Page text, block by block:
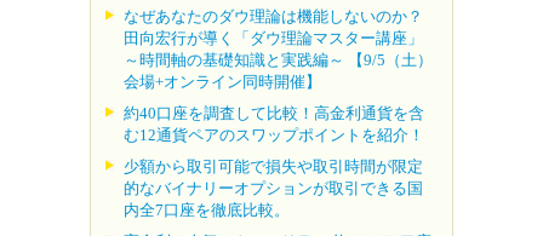
なぜあなたのダウ理論は機能しないのか？
田向宏行が導く「ダウ理論マスター講座」
～時間軸の基礎知識と実践編～ 【9/5（土）
会場+オンライン同時開催】
約40口座を調査して比較！高金利通貨を含
む12通貨ペアのスワップポイントを紹介！
少額から取引可能で損失や取引時間が限定
的なバイナリーオプションが取引できる国
内全7口座を徹底比較。